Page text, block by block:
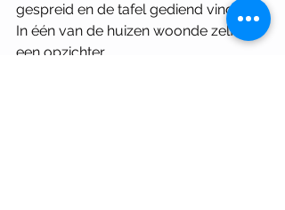
gespreid en de tafel gediend vinden”.
In één van de huizen woonde zelfs
een opzichter.